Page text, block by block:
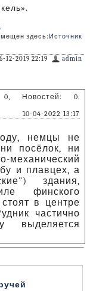
здесь: Источник
admin
12-2019 22:19
Новостей: 0.
10-04-2022 13:17
немцы не
посёлок, ни
механический
и плавцех, а
здания,
финского
в центре
частично
выделяется